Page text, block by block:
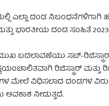
ಎಲ್ಲಾ ದಂಡ ನಿಬಂಧನೆಗಳಿಗಾಗಿ
ಭಾರತೀಯ ದಂಡ ಸಂಹಿತೆ
ಬದಲಾವಣೆಯು ಸಬ್-
ರಿಜಿಸ್ಟ್ರಾರ್
ಮೇಲೆ ವಿಧಿಸಲಾದ ದಂಡಗಳ
ನೀಡುತ್ತದೆ.